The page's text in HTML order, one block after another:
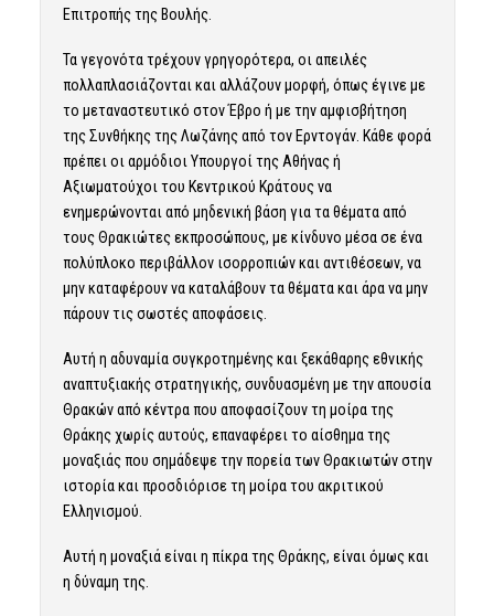
Επιτροπής της Βουλής.
Τα γεγονότα τρέχουν γρηγορότερα, οι απειλές
πολλαπλασιάζονται και αλλάζουν μορφή, όπως έγινε με
το μεταναστευτικό στον Έβρο ή με την αμφισβήτηση
της Συνθήκης της Λωζάνης από τον Ερντογάν. Κάθε φορά
πρέπει οι αρμόδιοι Υπουργοί της Αθήνας ή
Αξιωματούχοι του Κεντρικού Κράτους να
ενημερώνονται από μηδενική βάση για τα θέματα από
τους Θρακιώτες εκπροσώπους, με κίνδυνο μέσα σε ένα
πολύπλοκο περιβάλλον ισορροπιών και αντιθέσεων, να
μην καταφέρουν να καταλάβουν τα θέματα και άρα να μην
πάρουν τις σωστές αποφάσεις.
Αυτή η αδυναμία συγκροτημένης και ξεκάθαρης εθνικής
αναπτυξιακής στρατηγικής, συνδυασμένη με την απουσία
Θρακών από κέντρα που αποφασίζουν τη μοίρα της
Θράκης χωρίς αυτούς, επαναφέρει το αίσθημα της
μοναξιάς που σημάδεψε την πορεία των Θρακιωτών στην
ιστορία και προσδιόρισε τη μοίρα του ακριτικού
Ελληνισμού.
Αυτή η μοναξιά είναι η πίκρα της Θράκης, είναι όμως και
η δύναμη της.